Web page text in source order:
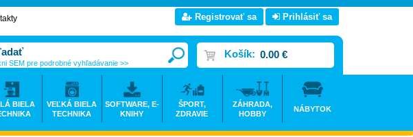
Registrovať sa Prihlásiť sa
Košík: 0.00 €
SEM pre podrobné vyhľadávanie >>
BIELA
VEĽKÁ BIELA
TECHNIKA
SOFTWARE, E-
KNIHY
ŠPORT,
ZDRAVIE
ZÁHRADA,
HOBBY
NÁBYTOK